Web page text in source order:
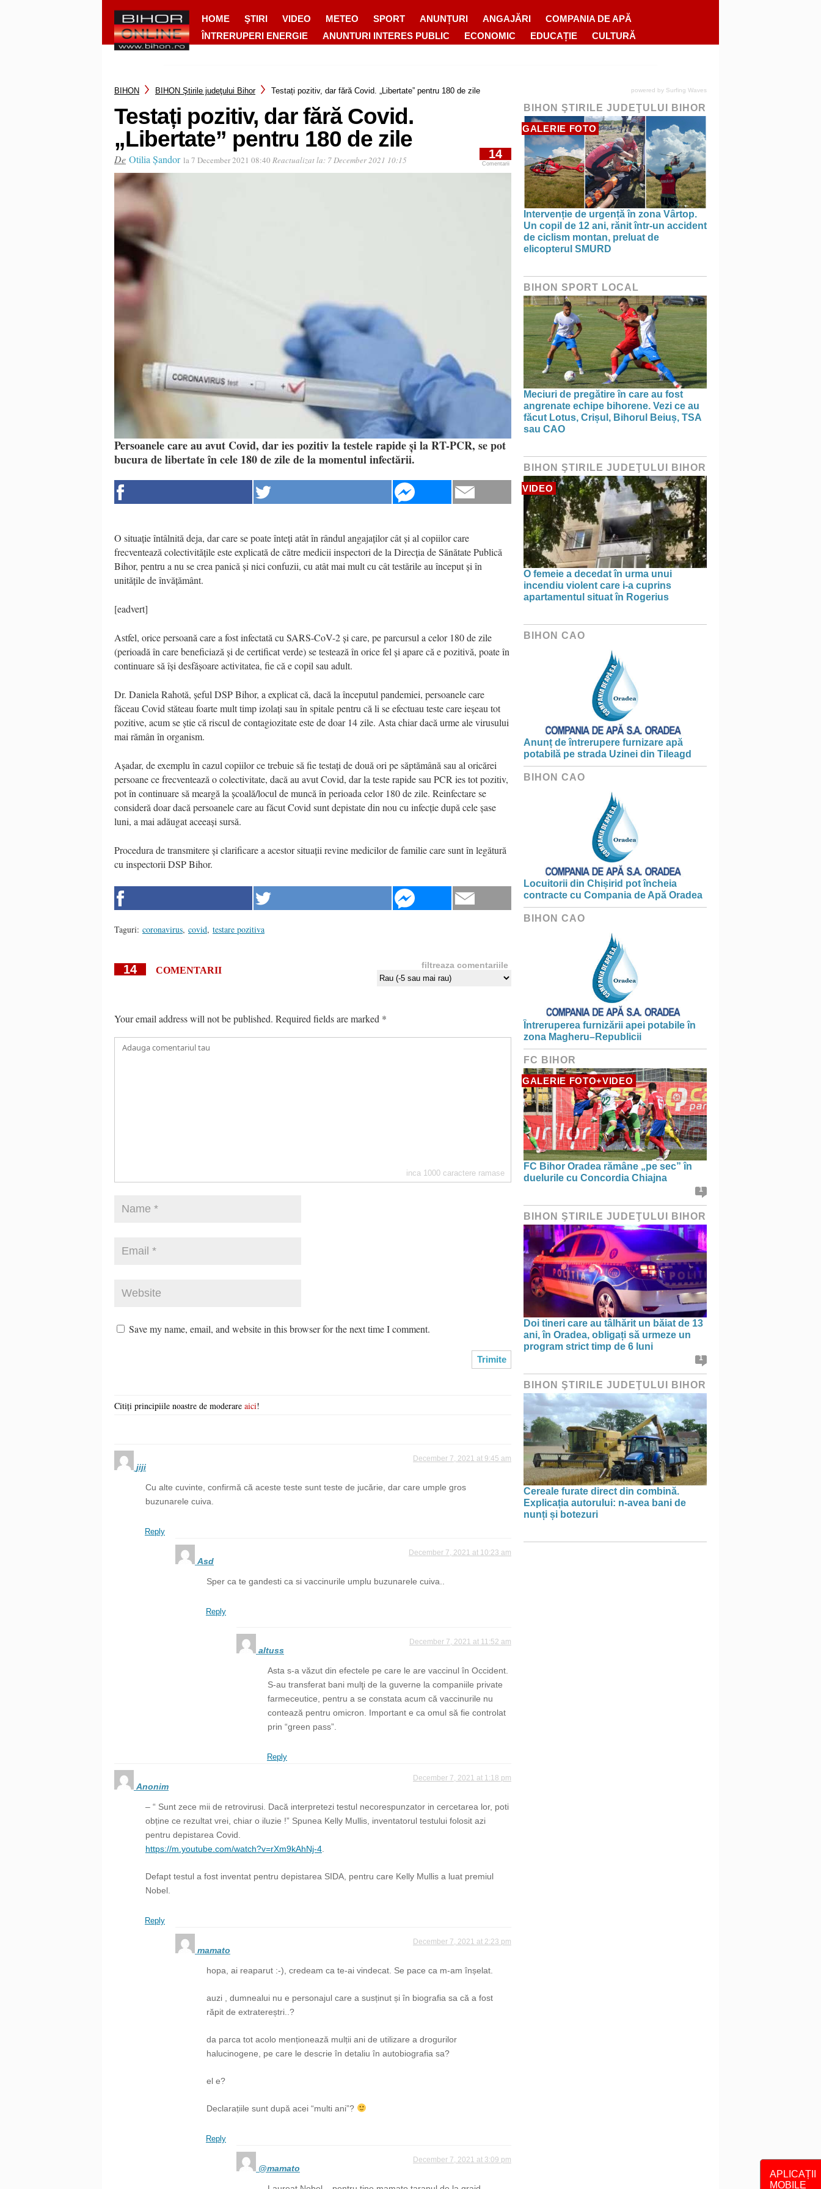
HOME ŞTIRI VIDEO METEO SPORT ANUNȚURI ANGAJĂRI
COMPANIA DE APĂ
ÎNTRERUPERI ENERGIE
ANUNTURI INTERES PUBLIC ECONOMIC EDUCAȚIE CULTURĂ
APLICAȚII
MOBILE
BIHON BIHON Ştirile judeţului Bihor Testați pozitiv, dar fără Covid. „Libertate” pentru 180 de zile
Testați pozitiv, dar fără Covid.
„Libertate” pentru 180 de zile
De Otilia Șandor la 7 December 2021 08:40 Reactualizat la: 7 December 2021 10:15 14
Comentarii
Persoanele care au avut Covid, dar ies pozitiv la testele rapide și la RT-PCR, se pot
bucura de libertate în cele 180 de zile de la momentul infectării.
O situație întâlnită deja, dar care se poate înteți atât în rândul angajaților cât și al copiilor care
frecventează colectivitățile este explicată de către medicii inspectori de la Direcția de Sănătate Publică
Bihor, pentru a nu se crea panică și nici confuzii, cu atât mai mult cu cât testările au început și în
unitățile de învățământ.
[eadvert]
Astfel, orice persoană care a fost infectată cu SARS-CoV-2 și care, pe parcursul a celor 180 de zile
(perioadă în care beneficiază și de certificat verde) se testează în orice fel și apare că e pozitivă, poate în
continuare să își desfășoare activitatea, fie că e copil sau adult.
Dr. Daniela Rahotă, șeful DSP Bihor, a explicat că, dacă la începutul pandemiei, persoanele care
făceau Covid stăteau foarte mult timp izolați sau în spitale pentru că li se efectuau teste care ieșeau tot
pozitive, acum se știe că riscul de contagiozitate este de doar 14 zile. Asta chiar dacă urme ale virusului
mai rămân în organism.
Așadar, de exemplu în cazul copiilor ce trebuie să fie testați de două ori pe săptămână sau al oricărei
persoane ce frecventează o colectivitate, dacă au avut Covid, dar la teste rapide sau PCR ies tot pozitiv,
pot în continuare să meargă la școală/locul de muncă în perioada celor 180 de zile. Reinfectare se
consideră doar dacă persoanele care au făcut Covid sunt depistate din nou cu infecție după cele șase
luni, a mai adăugat aceeași sursă.
Procedura de transmitere și clarificare a acestor situații revine medicilor de familie care sunt în legătură
cu inspectorii DSP Bihor.
Taguri: coronavirus, covid, testare pozitiva
14 COMENTARII filtreaza comentariile
Your email address will not be published. Required fields are marked *
inca 1000 caractere ramase
Save my name, email, and website in this browser for the next time I comment.
Citiți principiile noastre de moderare aici!
jiji
December 7, 2021 at 9:45 am
Cu alte cuvinte, confirmă că aceste teste sunt teste de jucărie, dar care umple gros
buzunarele cuiva.
Reply
Asd
December 7, 2021 at 10:23 am
Sper ca te gandesti ca si vaccinurile umplu buzunarele cuiva..
Reply
altuss
December 7, 2021 at 11:52 am
Asta s-a văzut din efectele pe care le are vaccinul în Occident.
S-au transferat bani mulţi de la guverne la companiile private
farmeceutice, pentru a se constata acum că vaccinurile nu
contează pentru omicron. Important e ca omul să fie controlat
prin “green pass”.
Reply
Anonim
December 7, 2021 at 1:18 pm
– “ Sunt zece mii de retrovirusi. Dacă interpretezi testul necorespunzator in cercetarea lor, poti
obține ce rezultat vrei, chiar o iluzie !” Spunea Kelly Mullis, inventatorul testului folosit azi
pentru depistarea Covid.
https://m.youtube.com/watch?v=rXm9kAhNj-4
Defapt testul a fost inventat pentru depistarea SIDA, pentru care Kelly Mullis a luat premiul
Nobel.
Reply
mamato
December 7, 2021 at 2:23 pm
hopa, ai reaparut :-), credeam ca te-ai vindecat. Se pace ca m-am înșelat.
auzi , dumnealui nu e personajul care a susținut și în biografia sa că a fost
răpit de extratereștri..?
da parca tot acolo menționează mulții ani de utilizare a drogurilor
halucinogene, pe care le descrie în detaliu în autobiografia sa?
el e?
Declarațiile sunt după acei “multi ani”?
Reply
@mamato
December 7, 2021 at 3:09 pm
powered by Surfing Waves
BIHON ŞTIRILE JUDEŢULUI BIHOR
GALERIE FOTO
Intervenție de urgență în zona Vârtop.
Un copil de 12 ani, rănit într-un accident
de ciclism montan, preluat de
elicopterul SMURD
BIHON SPORT LOCAL
Meciuri de pregătire în care au fost
angrenate echipe bihorene. Vezi ce au
făcut Lotus, Crișul, Bihorul Beiuș, TSA
sau CAO
BIHON ŞTIRILE JUDEŢULUI BIHOR
VIDEO
O femeie a decedat în urma unui
incendiu violent care i-a cuprins
apartamentul situat în Rogerius
BIHON CAO
Anunț de întrerupere furnizare apă
potabilă pe strada Uzinei din Tileagd
BIHON CAO
Locuitorii din Chișirid pot încheia
contracte cu Compania de Apă Oradea
BIHON CAO
Întreruperea furnizării apei potabile în
zona Magheru–Republicii
FC BIHOR
GALERIE FOTO+VIDEO
FC Bihor Oradea rămâne „pe sec” în
duelurile cu Concordia Chiajna
1
BIHON ŞTIRILE JUDEŢULUI BIHOR
Doi tineri care au tâlhărit un băiat de 13
ani, în Oradea, obligați să urmeze un
program strict timp de 6 luni
1
BIHON ŞTIRILE JUDEŢULUI BIHOR
Cereale furate direct din combină.
Explicația autorului: n-avea bani de
nunți și botezuri